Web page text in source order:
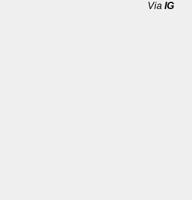
Via IG